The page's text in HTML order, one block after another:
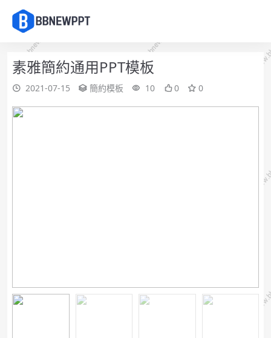
素雅簡約通用PPT模板
2021-07-15 簡約模板 10 0 0